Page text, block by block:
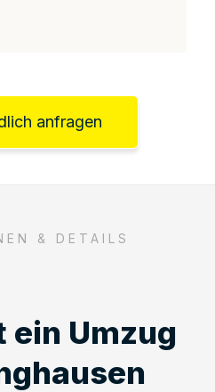
anfragen
& DETAILS
ein Umzug